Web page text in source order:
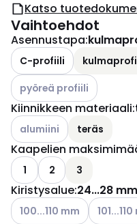
Katso
Vaihtoehdot
Asennustapa:
C-profiili
Katso käytettävissä
pyöreä profiili
Kiinnikkeen materiaali:
Katso käytettävissä
alumiini teräs
Kaapelien
1 2 3
Kiristysalue:24...28 mm
Katso käytettävissä
100...110 mm Katso